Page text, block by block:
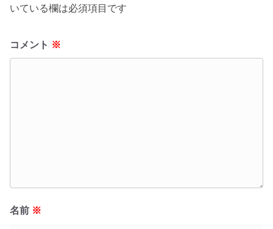
いている欄は必須項目です
コメント ※
名前 ※